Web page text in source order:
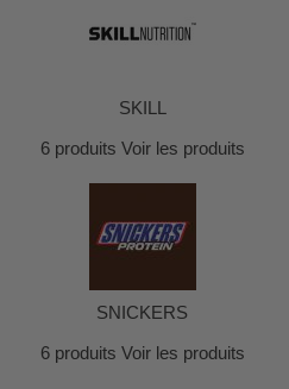
SKILL
6 produits Voir les produits
SNICKERS
6 produits Voir les produits